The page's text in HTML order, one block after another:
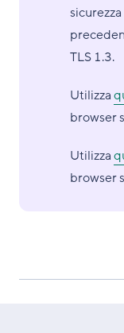
TLS 1.3.
Utilizza
browser
Utilizza
browser